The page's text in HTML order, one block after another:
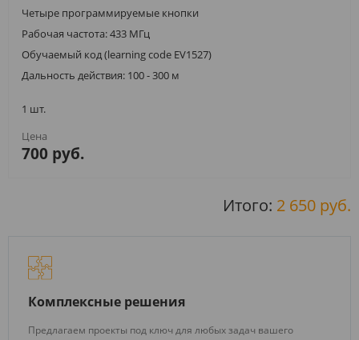
Четыре программируемые кнопки
Рабочая частота: 433 МГц
Обучаемый код (learning code EV1527)
Дальность действия: 100 - 300 м
1 шт.
700 руб.
Итого: 2 650 руб.
Комплексные решения
Предлагаем проекты под ключ для любых задач вашего